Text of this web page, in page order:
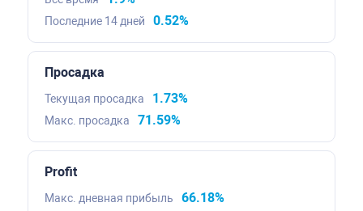
Последние 14 дней 0.52%
Просадка
Текущая просадка 1.73%
Макс. просадка 71.59%
Profit
Макс. дневная прибыль 66.18%